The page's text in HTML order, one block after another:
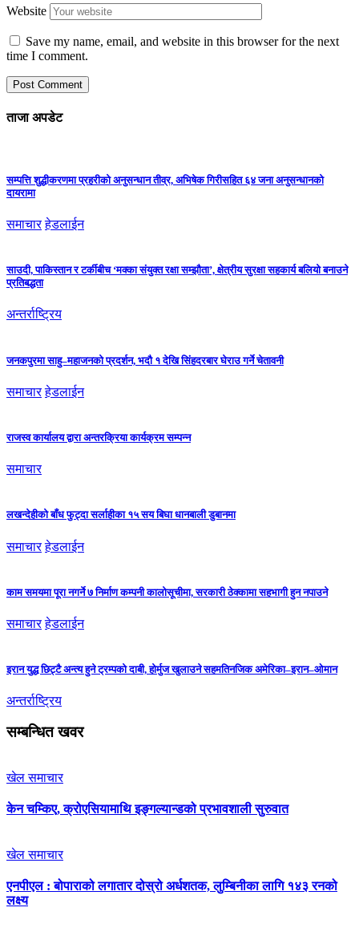
Website
Save my name, email, and website in this browser for the next
time I comment.
ताजा अपडेट
सम्पत्ति शुद्धीकरणमा प्रहरीको अनुसन्धान तीव्र, अभिषेक गिरीसहित ६४ जना अनुसन्धानको
दायरामा
समाचार हेडलाईन
साउदी, पाकिस्तान र टर्कीबीच ‘मक्का संयुक्त रक्षा सम्झौता’, क्षेत्रीय सुरक्षा सहकार्य बलियो बनाउने
प्रतिबद्धता
अन्तर्राष्ट्रिय
जनकपुरमा साहु–महाजनको प्रदर्शन, भदौ १ देखि सिंहदरबार घेराउ गर्ने चेतावनी
समाचार हेडलाईन
राजस्व कार्यालय द्वारा अन्तरक्रिया कार्यक्रम सम्पन्न
समाचार
लखन्देहीको बाँध फुट्दा सर्लाहीका १५ सय बिघा धानबाली डुबानमा
समाचार हेडलाईन
काम समयमा पूरा नगर्ने ७ निर्माण कम्पनी कालोसूचीमा, सरकारी ठेक्कामा सहभागी हुन नपाउने
समाचार हेडलाईन
इरान युद्ध छिट्टै अन्त्य हुने ट्रम्पको दाबी, होर्मुज खुलाउने सहमतिनजिक अमेरिका–इरान–ओमान
अन्तर्राष्ट्रिय
सम्बन्धित खवर
खेल समाचार
केन चम्किए, क्रोएसियामाथि इङ्गल्यान्डको प्रभावशाली सुरुवात
खेल समाचार
एनपीएल : बोपाराको लगातार दोस्रो अर्धशतक, लुम्बिनीका लागि १४३ रनको
लक्ष्य